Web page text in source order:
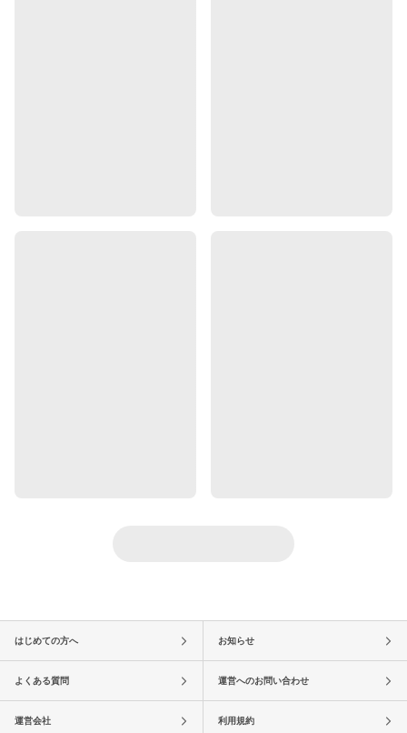
はじめての方へ お知らせ
よくある質問 運営へのお問い合わせ
運営会社 利用規約